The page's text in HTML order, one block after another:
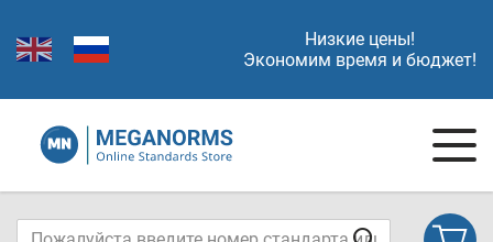
Низкие цены!
Экономим время и бюджет!